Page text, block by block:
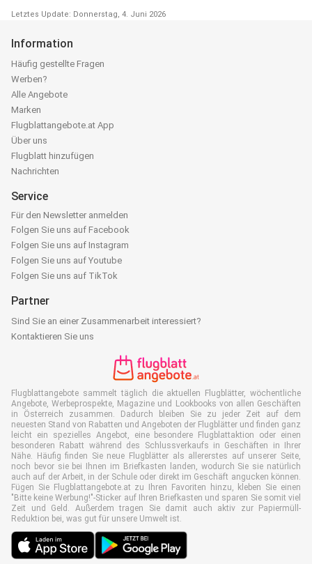
Letztes Update: Donnerstag, 4. Juni 2026
Information
Häufig gestellte Fragen
Werben?
Alle Angebote
Marken
Flugblattangebote.at App
Über uns
Flugblatt hinzufügen
Nachrichten
Service
Für den Newsletter anmelden
Folgen Sie uns auf Facebook
Folgen Sie uns auf Instagram
Folgen Sie uns auf Youtube
Folgen Sie uns auf TikTok
Partner
Sind Sie an einer Zusammenarbeit interessiert?
Kontaktieren Sie uns
Flugblattangebote sammelt täglich die aktuellen Flugblätter, wöchentliche
Angebote, Werbeprospekte, Magazine und Lookbooks von allen Geschäften
in Österreich zusammen. Dadurch bleiben Sie zu jeder Zeit auf dem
neuesten Stand von Rabatten und Angeboten der Flugblätter und finden ganz
leicht ein spezielles Angebot, eine besondere Flugblattaktion oder einen
besonderen Rabatt während des Schlussverkaufs in Geschäften in Ihrer
Nähe. Häufig finden Sie neue Flugblätter als allererstes auf unserer Seite,
noch bevor sie bei Ihnen im Briefkasten landen, wodurch Sie sie natürlich
auch auf der Arbeit, in der Schule oder direkt im Geschäft angucken können.
Fügen Sie Flugblattangebote.at zu Ihren Favoriten hinzu, kleben Sie einen
"Bitte keine Werbung!"-Sticker auf Ihren Briefkasten und sparen Sie somit viel
Zeit und Geld. Außerdem tragen Sie damit auch aktiv zur Papiermüll-
Reduktion bei, was gut für unsere Umwelt ist.